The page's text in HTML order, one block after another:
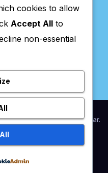
NewsupbyThemeansar.
EditorialFicha Técnica
Utilidades
cookies to allow
Accept All to
non-essential